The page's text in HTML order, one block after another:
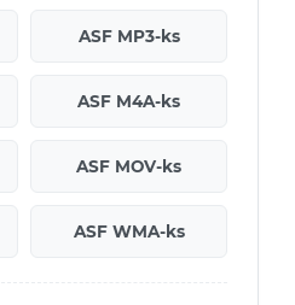
ASF MP3-ks
ASF M4A-ks
ASF MOV-ks
ASF WMA-ks